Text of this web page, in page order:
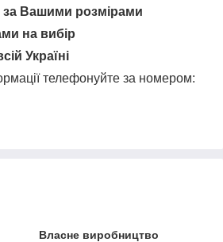
за Вашими розмірами
на вибір
Україні
телефонуйте за номером:
Власне виробництво